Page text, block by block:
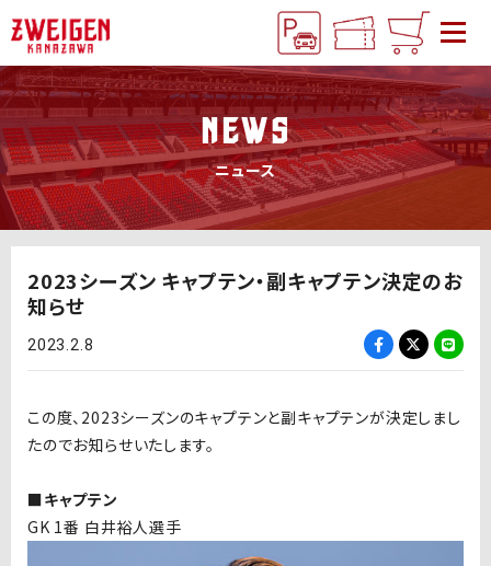
NEWS
ニュース
2023シーズン キャプテン・副キャプテン決定のお
知らせ
2023.2.8
この度、2023シーズンのキャプテンと副キャプテンが決定しまし
たのでお知らせいたします。
■キャプテン
GK 1番 白井裕人選手